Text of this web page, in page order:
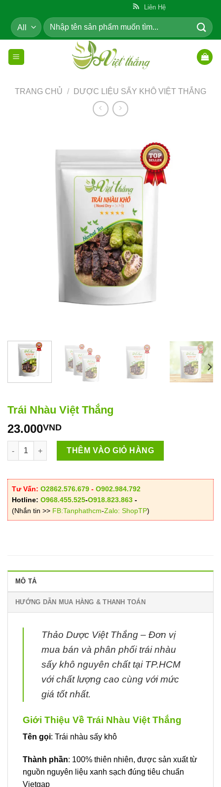
content
Liên Hệ
Tìm
kiếm:
TRANG CHỦ / DƯỢC LIỆU SẤY KHÔ VIỆT THẮNG
Trái Nhàu Việt Thắng
23.000VND
Trái Nhàu Việt Thắng số lượng
THÊM VÀO GIỎ HÀNG
Tư Vấn: O2862.576.679 - O902.984.792
Hotline: O968.455.525-O918.823.863 -
(Nhắn tin >> FB:Tanphathcm-Zalo: ShopTP)
MÔ TẢ
HƯỚNG DẪN MUA HÀNG & THANH TOÁN
Thảo Dược Việt Thắng – Đơn vị
mua bán và phân phối trái nhàu
sấy khô nguyên chất tại TP.HCM
với chất lượng cao cùng với mức
giá tốt nhất.
Giới Thiệu Về Trái Nhàu Việt Thắng
Tên gọi: Trái nhàu sấy khô
Thành phần: 100% thiên nhiên, được sản xuất từ
nguồn nguyên liệu xanh sạch đúng tiêu chuẩn
Vietgap